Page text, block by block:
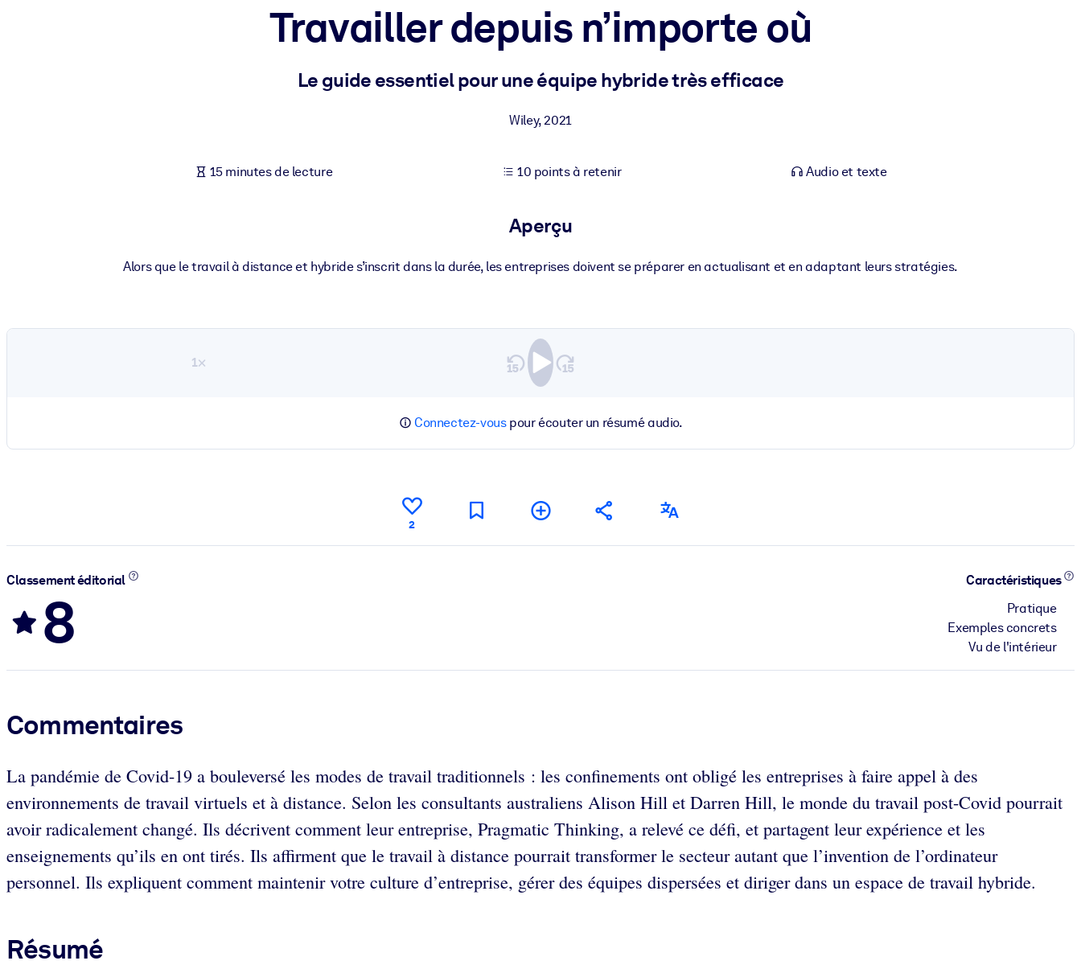
Enrichissez votre bibliothèque d'entreprise avec des connaissances commerciales fiables et prêtes à l'emploi.
Alimentez vos systèmes d'IA avec des connaissances fiables et structurées pour améliorer les résultats.
Travailler depuis n’importe où
Le guide essentiel pour une équipe hybride très efficace
Wiley,2021
15 minutes de lecture 10 points à retenir Audio et texte
Aperçu
Alors que le travail à distance et hybride s’inscrit dans la durée, les entreprises doivent se préparer en actualisant et en adaptant leurs stratégies.
1×
Connectez-vouspour écouter un résumé audio.
2
Classement éditorial
8
Caractéristiques
Pratique
Exemples concrets
Vu de l'intérieur
Commentaires
La pandémie de Covid-19 a bouleversé les modes de travail traditionnels : les confinements ont obligé les entreprises à faire appel à des
environnements de travail virtuels et à distance. Selon les consultants australiens Alison Hill et Darren Hill, le monde du travail post-Covid pourrait
avoir radicalement changé. Ils décrivent comment leur entreprise, Pragmatic Thinking, a relevé ce défi, et partagent leur expérience et les
enseignements qu’ils en ont tirés. Ils affirment que le travail à distance pourrait transformer le secteur autant que l’invention de l’ordinateur
personnel. Ils expliquent comment maintenir votre culture d’entreprise, gérer des équipes dispersées et diriger dans un espace de travail hybride.
Résumé